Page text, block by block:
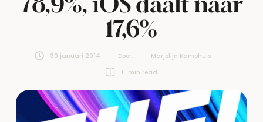
17,6%
30 januari 2014 Door:
Marjolijn Kamphuis
1
min read